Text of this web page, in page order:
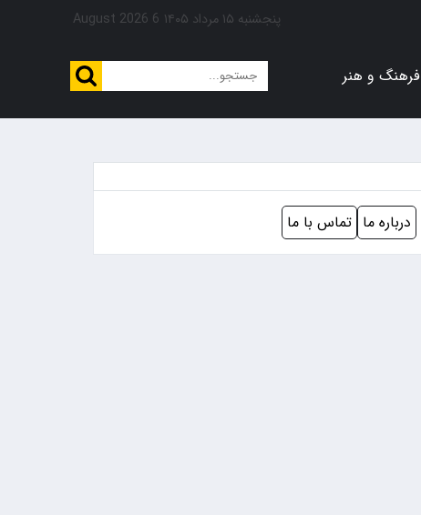
پنجشنبه ۱۵ مرداد ۱۴۰۵ 6 August 2026
فرهنگ و هنر
درباره ما تماس با ما